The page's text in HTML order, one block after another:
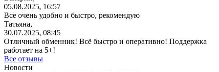
05.08.2025, 16:57
Все очень удобно и быстро, рекомендую
Татьяна,
30.07.2025, 08:45
Отличный обменник! Всё быстро и оперативно! Поддержка
работает на 5+!
Все отзывы
Новости